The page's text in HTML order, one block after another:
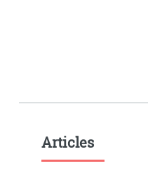
Articles